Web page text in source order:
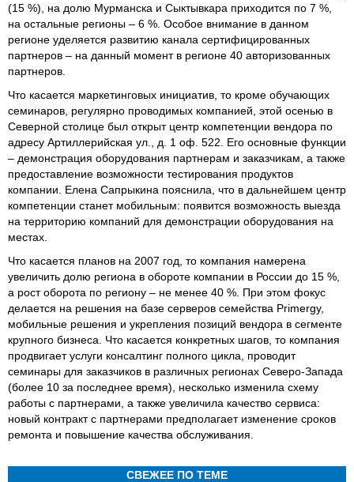
(15 %), на долю Мурманска и Сыктывкара приходится по 7 %,
на остальные регионы – 6 %. Особое внимание в данном
регионе уделяется развитию канала сертифицированных
партнеров – на данный момент в регионе 40 авторизованных
партнеров.
Что касается маркетинговых инициатив, то кроме обучающих
семинаров, регулярно проводимых компанией, этой осенью в
Северной столице был открыт центр компетенции вендора по
адресу Артиллерийская ул., д. 1 оф. 522. Его основные функции
– демонстрация оборудования партнерам и заказчикам, а также
предоставление возможности тестирования продуктов
компании. Елена Сапрыкина пояснила, что в дальнейшем центр
компетенции станет мобильным: появится возможность выезда
на территорию компаний для демонстрации оборудования на
местах.
Что касается планов на 2007 год, то компания намерена
увеличить долю региона в обороте компании в России до 15 %,
а рост оборота по региону – не менее 40 %. При этом фокус
делается на решения на базе серверов семейства Primergy,
мобильные решения и укрепления позиций вендора в сегменте
крупного бизнеса. Что касается конкретных шагов, то компания
продвигает услуги консалтинг полного цикла, проводит
семинары для заказчиков в различных регионах Северо-Запада
(более 10 за последнее время), несколько изменила схему
работы с партнерами, а также увеличила качество сервиса:
новый контракт с партнерами предполагает изменение сроков
ремонта и повышение качества обслуживания.
СВЕЖЕЕ ПО ТЕМЕ